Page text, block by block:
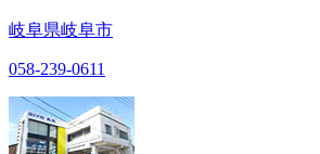
岐阜県岐阜市
058-239-0611